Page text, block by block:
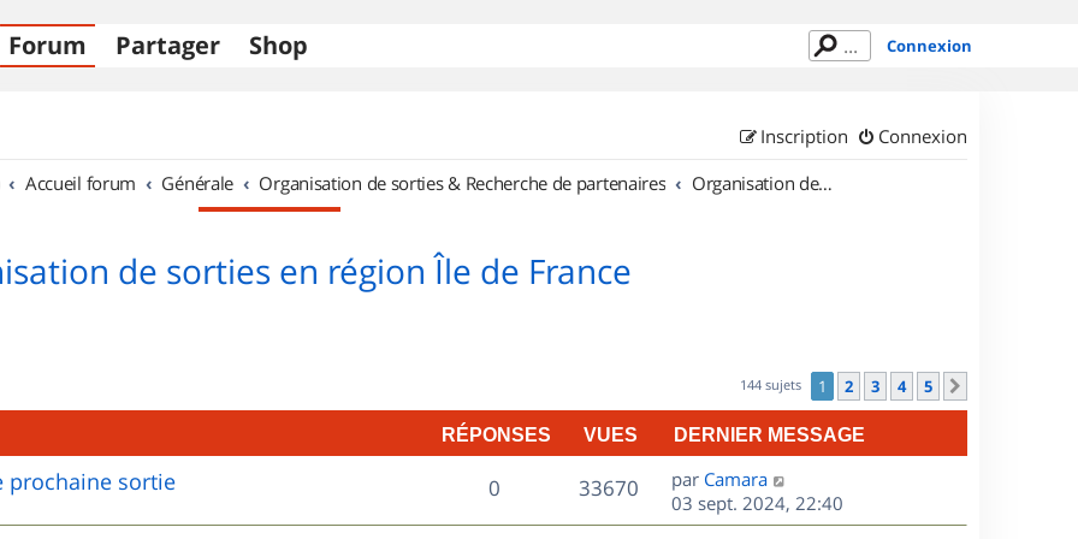
Forum Partager Shop Connexion
Connexion
Inscription
Accueil forum Générale Organisation de sorties & Recherche de partenaires Organisation de sorties en région Île de France
de sorties en région Île de France
144 sujets 1 2 3 4 5
RÉPONSES VUES DERNIER MESSAGE
prochaine sortie 0R
é
33670V
u
D
e
r
par Camara
03 sept. 2024, 22:40